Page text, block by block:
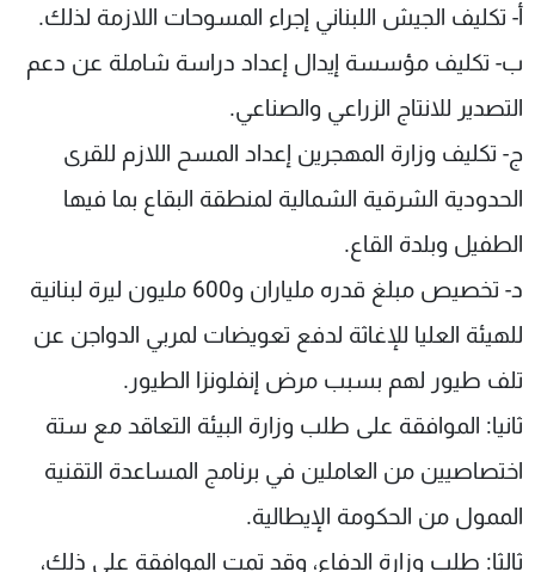
أ- تكليف الجيش اللبناني إجراء المسوحات اللازمة لذلك.
ب- تكليف مؤسسة إيدال إعداد دراسة شاملة عن دعم
التصدير للانتاج الزراعي والصناعي.
ج- تكليف وزارة المهجرين إعداد المسح اللازم للقرى
الحدودية الشرقية الشمالية لمنطقة البقاع بما فيها
الطفيل وبلدة القاع.
د- تخصيص مبلغ قدره ملياران و600 مليون ليرة لبنانية
للهيئة العليا للإغاثة لدفع تعويضات لمربي الدواجن عن
تلف طيور لهم بسبب مرض إنفلونزا الطيور.
ثانيا: الموافقة على طلب وزارة البيئة التعاقد مع ستة
اختصاصيين من العاملين في برنامج المساعدة التقنية
الممول من الحكومة الإيطالية.
ثالثا: طلب وزارة الدفاع، وقد تمت الموافقة على ذلك،